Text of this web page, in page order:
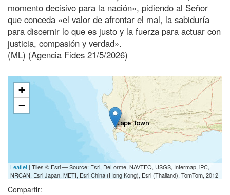
momento decisivo para la nación», pidiendo al Señor
que conceda «el valor de afrontar el mal, la sabiduría
para discernir lo que es justo y la fuerza para actuar con
justicia, compasión y verdad».
(ML) (Agencia Fides 21/5/2026)
+
−
Leaflet | Tiles © Esri — Source: Esri, DeLorme, NAVTEQ, USGS, Intermap, iPC,
NRCAN, Esri Japan, METI, Esri China (Hong Kong), Esri (Thailand), TomTom, 2012
Compartir: